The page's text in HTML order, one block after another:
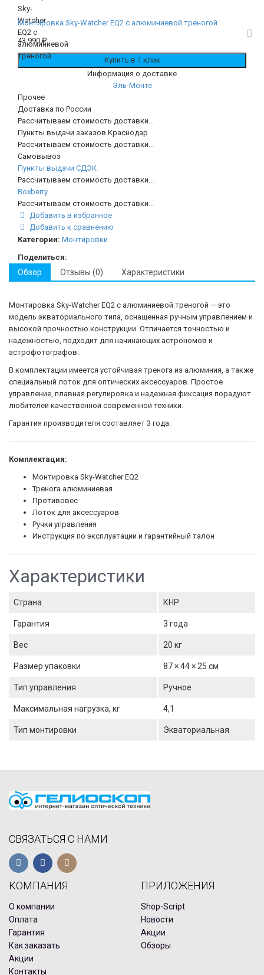
Монтировка Sky-Watcher EQ2 с алюминиевой треногой
43 990 ₽
Информация о доставке
Эль-Монте
Прочее
Доставка по России
Рассчитываем стоимость доставки...
Пункты выдачи заказов Краснодар
Рассчитываем стоимость доставки...
Самовывоз
Пункты выдачи СДЭК
Рассчитываем стоимость доставки...
Boxberry
Рассчитываем стоимость доставки...
Добавить в избранное
Добавить к сравнению
Категории: Монтировки
Поделиться:
Обзор Отзывы (0) Характеристики
Монтировка Sky-Watcher EQ2 с алюминиевой треногой — это
модель экваториального типа оснащенная ручным управлением и
высокой прочностью конструкции Отличается точностью и
надежностью подходит для начинающих астрономов и
астрофотографов
В комплектации имеется устойчивая тренога из алюминия а также
специальный лоток для оптических аксессуаров Простое
управление плавная регулировка и надежная фиксация порадуют
любителей качественной современной техники
Гарантия производителя составляет 3 года
Комплектация:
Монтировка Sky-Watcher EQ2
Тренога алюминиевая
Противовес
Лоток для аксессуаров
Ручки управления
Инструкция по эксплуатации и гарантийный талон
Характеристики
Страна КНР
Гарантия 3 года
Вес 20 кг
Размер упаковки 87 × 44 × 25 см
Тип управления Ручное
Максимальная нагрузка, кг 4,1
Тип монтировки Экваториальная
СВЯЗАТЬСЯ С НАМИ
КОМПАНИЯ
О компании
Оплата
Гарантия
Как заказать
Акции
Контакты
ПРИЛОЖЕНИЯ
Shop-Script
Новости
Акции
Обзоры